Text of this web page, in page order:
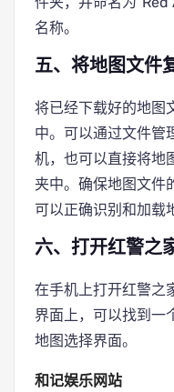
名称。
五、将地图文件
将已经下载好的地图
中。可以通过文件管
机，也可以直接将地
夹中。确保地图文件
可以正确识别和加载
六、打开红警之
在手机上打开红警之
界面上，可以找到一
地图选择界面。
和记娱乐网站